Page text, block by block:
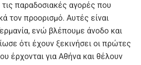
παραδοσιακές αγορές που
τον προορισμό. Αυτές είναι
ενώ βλέπουμε άνοδο και
ότι έχουν ξεκινήσει οι πρώτες
έρχονται για Αθήνα και θέλουν